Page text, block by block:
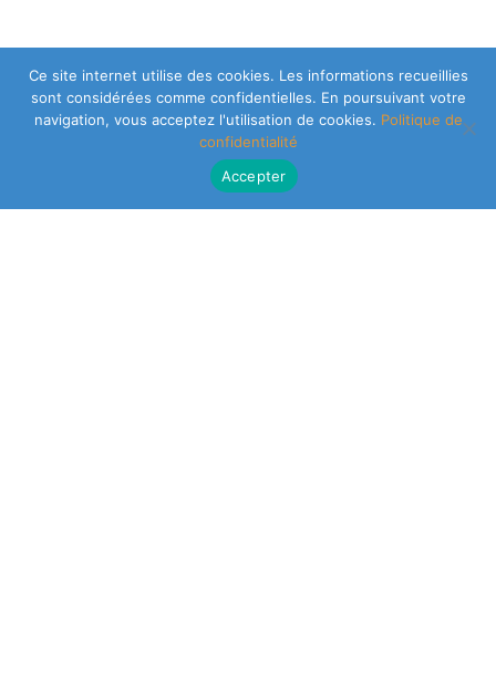
Ce site internet utilise des cookies. Les informations recueillies
sont considérées comme confidentielles. En poursuivant votre
navigation, vous acceptez l'utilisation de cookies. Politique de
confidentialité
Accepter